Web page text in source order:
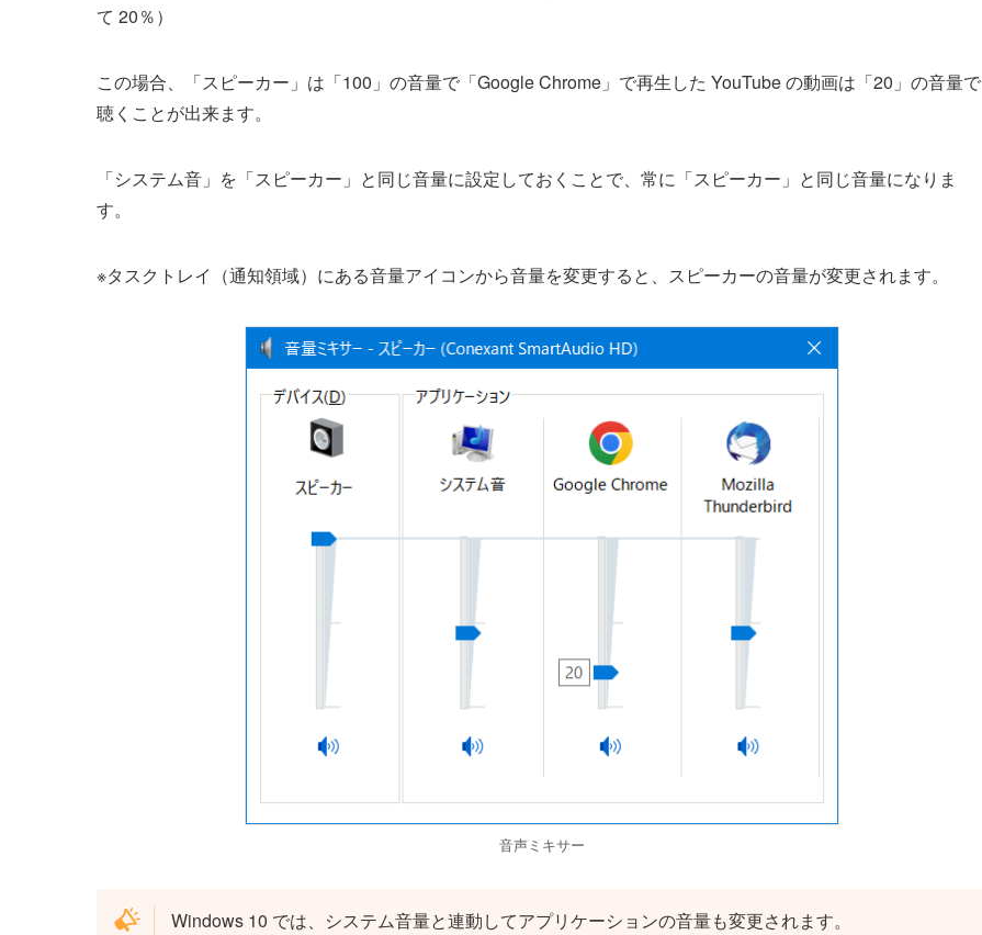
て 20％）
この場合、「スピーカー」は「100」の音量で「Google Chrome」で再生した YouTube の動画は「20」の音量で
聴くことが出来ます。
「システム音」を「スピーカー」と同じ音量に設定しておくことで、常に「スピーカー」と同じ音量になりま
す。
※タスクトレイ（通知領域）にある音量アイコンから音量を変更すると、スピーカーの音量が変更されます。
音声ミキサー
Windows 10 では、システム音量と連動してアプリケーションの音量も変更されます。